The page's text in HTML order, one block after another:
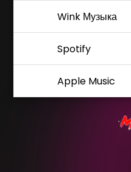
Wink Музыка
Spotify
Apple Music